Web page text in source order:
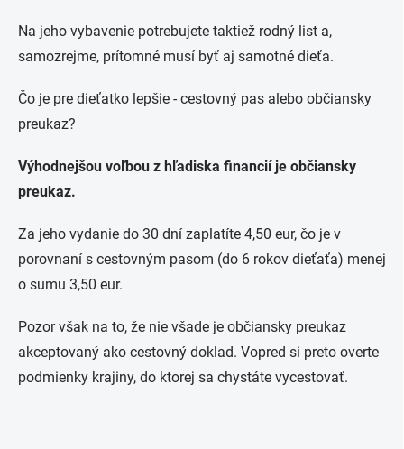
Na jeho vybavenie potrebujete taktiež rodný list a,
samozrejme, prítomné musí byť aj samotné dieťa.
Čo je pre dieťatko lepšie - cestovný pas alebo občiansky
preukaz?
Výhodnejšou voľbou z hľadiska financií je občiansky
preukaz.
Za jeho vydanie do 30 dní zaplatíte 4,50 eur, čo je v
porovnaní s cestovným pasom (do 6 rokov dieťaťa) menej
o sumu 3,50 eur.
Pozor však na to, že nie všade je občiansky preukaz
akceptovaný ako cestovný doklad. Vopred si preto overte
podmienky krajiny, do ktorej sa chystáte vycestovať.